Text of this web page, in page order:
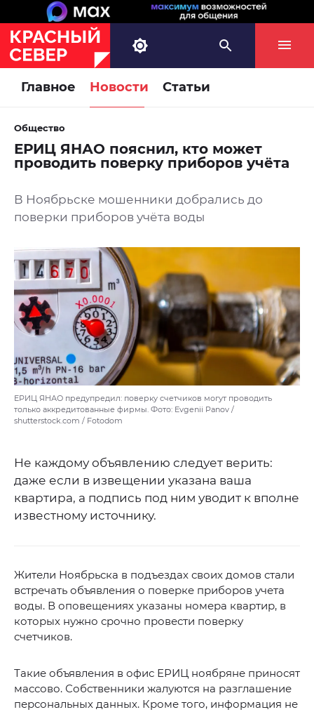
Главное Новости Статьи
Общество
ЕРИЦ ЯНАО пояснил, кто может
проводить поверку приборов учёта
В Ноябрьске мошенники добрались до
поверки приборов учёта воды
ЕРИЦ ЯНАО предупредил: поверку счетчиков могут проводить
только аккредитованные фирмы. Фото: Evgenii Panov /
shutterstock.com / Fotodom
Не каждому объявлению следует верить:
даже если в извещении указана ваша
квартира, а подпись под ним уводит к вполне
известному источнику.
Жители Ноябрьска в подъездах своих домов стали
встречать объявления о поверке приборов учета
воды. В оповещениях указаны номера квартир, в
которых нужно срочно провести поверку
счетчиков.
Такие объявления в офис ЕРИЦ ноябряне приносят
массово. Собственники жалуются на разглашение
персональных данных. Кроме того, информация не